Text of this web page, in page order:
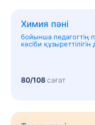
Химия пәні
бойынша педагогтің
кәсіби
80/108сағат